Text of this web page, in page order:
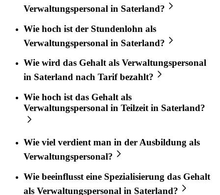
Verwaltungspersonal in Saterland?
Wie hoch ist der Stundenlohn als
Verwaltungspersonal in Saterland?
Wie wird das Gehalt als Verwaltungspersonal
in Saterland nach Tarif bezahlt?
Wie hoch ist das Gehalt als
Verwaltungspersonal in Teilzeit in Saterland?
Wie viel verdient man in der Ausbildung als
Verwaltungspersonal?
Wie beeinflusst eine Spezialisierung das Gehalt
als Verwaltungspersonal in Saterland?